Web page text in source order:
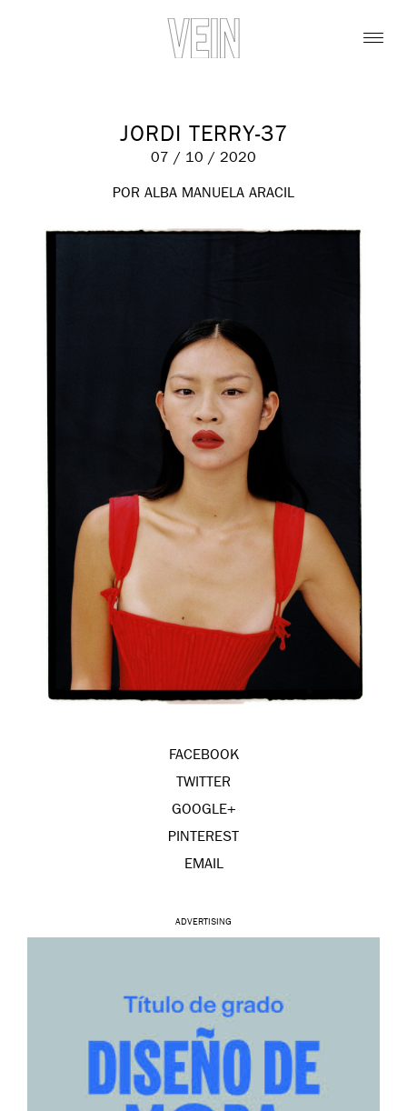
JORDI TERRY-37
07 / 10 / 2020
POR ALBA MANUELA ARACIL
FACEBOOK
TWITTER
GOOGLE+
PINTEREST
EMAIL
ADVERTISING